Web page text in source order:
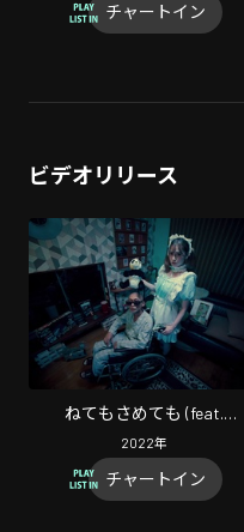
チャートイン
ビデオリリース
ねてもさめても (feat.
Jinmenusagi)
2022年
チャートイン